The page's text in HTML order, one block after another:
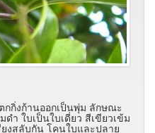
กิ่งก้านออกเป็นพุ่ม ลักษณะ
ำ ใบเป็นใบเดี่ยว สีเขียวเข้ม
งสลับกัน โคนใบและปลาย